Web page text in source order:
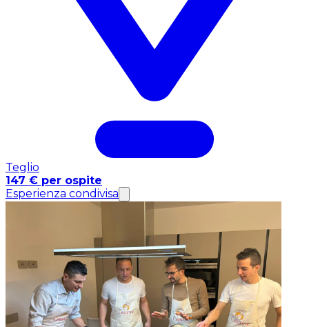
Teglio
147 € per ospite
Esperienza condivisa